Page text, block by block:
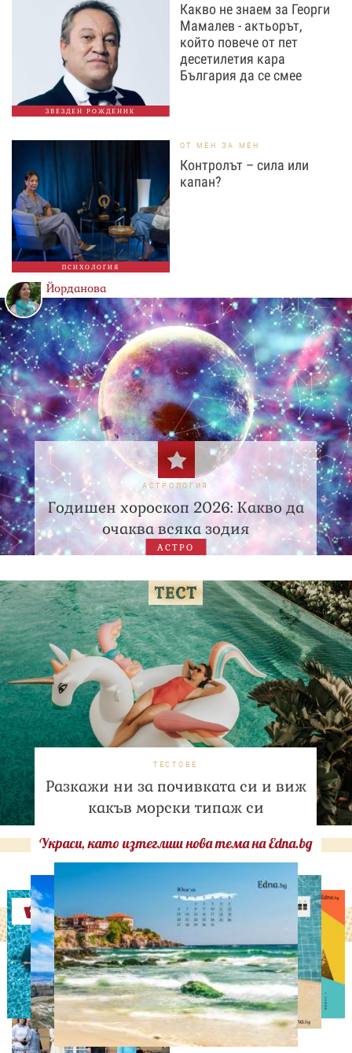
ЗВЕЗДЕН РОЖДЕНИК
Какво не знаем за Георги
Мамалев - актьорът,
който повече от пет
десетилетия кара
България да се смее
ПСИХОЛОГИЯ
ОТ МЕН ЗА МЕН
Контролът – сила или
капан?
Йорданова
АСТРОЛОГИЯ
Годишен хороскоп 2026: Какво да
очаква всяка зодия
АСТРО
ТЕСТОВЕ
Разкажи ни за почивката си и виж
какъв морски типаж си
Украси, като изтеглиш нова тема на Edna.bg
Оферти
СВОБОДНО ВРЕМЕ
Ново бебе в кралското
семейство